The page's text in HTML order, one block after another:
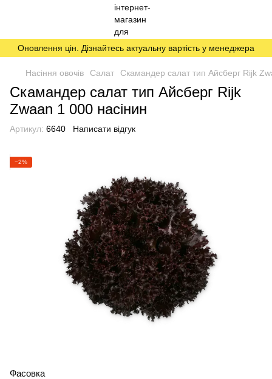
Оновлення цін. Дізнайтесь актуальну вартість у менеджера
Насіння овочів Салат Скамандер салат тип Айсберг Rijk
Скамандер салат тип Айсберг Rijk
Zwaan 1 000 насінин
Артикул: 6640 Написати відгук
−2%
Фасовка